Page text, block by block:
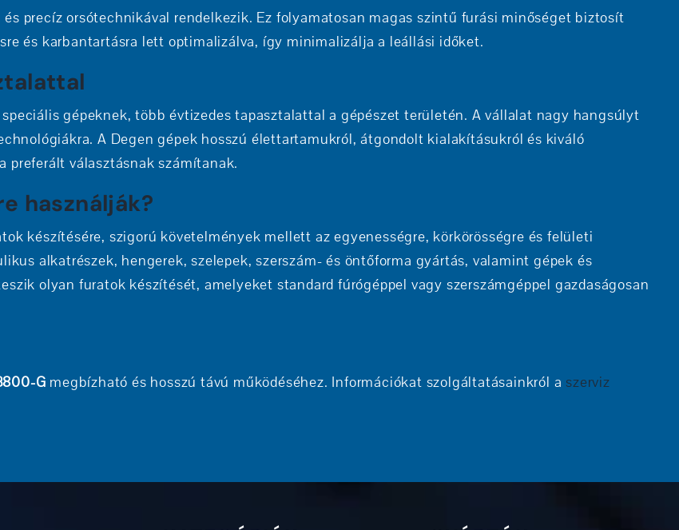
precíz orsótechnikával rendelkezik. Ez folyamatosan magas szintű furási minőséget biztosít
és karbantartásra lett optimalizálva, így minimalizálja a leállási időket.
gépeknek, több évtizedes tapasztalattal a gépészet területén. A vállalat nagy hangsúlyt
A Degen gépek hosszú élettartamukról, átgondolt kialakításukról és kiváló
preferált választásnak számítanak.
használják?
készítésére, szigorú követelmények mellett az egyenességre, körkörösségre és felületi
alkatrészek, hengerek, szelepek, szerszám- és öntőforma gyártás, valamint gépek és
olyan furatok készítését, amelyeket standard fúrógéppel vagy szerszámgéppel gazdaságosan
G megbízható és hosszú távú működéséhez. Információkat szolgáltatásainkról a szerviz